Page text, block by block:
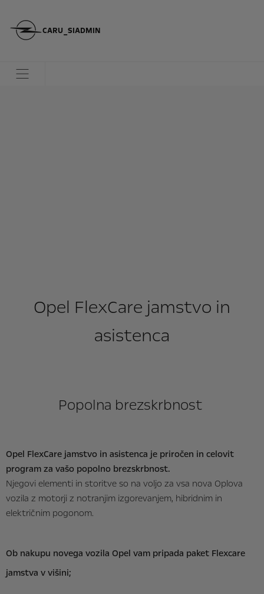
CARU_SIADMIN
Opel FlexCare jamstvo in
asistenca
Popolna brezskrbnost
Opel FlexCare jamstvo in asistenca je priročen in celovit
program za vašo popolno brezskrbnost.
Njegovi elementi in storitve so na voljo za vsa nova Oplova
vozila z motorji z notranjim izgorevanjem, hibridnim in
električnim pogonom.
Ob nakupu novega vozila Opel vam pripada paket Flexcare
jamstva v višini;